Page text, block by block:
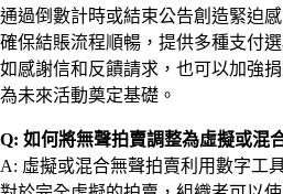
通過倒數計時或結束公告創造緊迫感
確保結賬流程順暢，提供多種支付
如感謝信和反饋請求，也可以加強捐
為未來活動奠定基礎。
Q: 如何將無聲拍賣調整為虛擬或混
A: 虛擬或混合無聲拍賣利用數字工